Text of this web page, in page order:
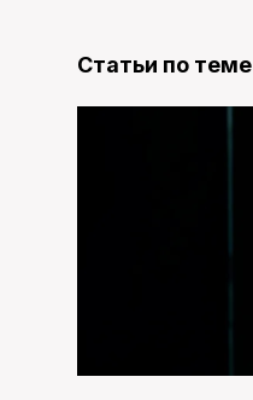
Статьи по теме